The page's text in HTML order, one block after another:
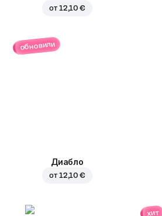
от 12,10 €
обновили
Диабло
от 12,10 €
хит